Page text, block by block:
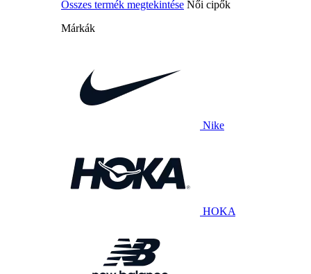
Összes termék megtekintése Női cipők
Márkák
Nike
HOKA